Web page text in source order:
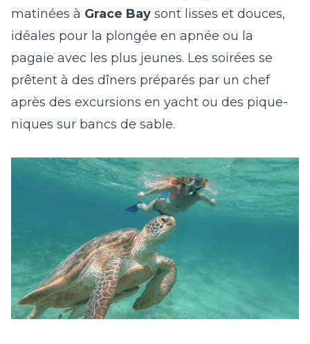
matinées à Grace Bay sont lisses et douces,
idéales pour la plongée en apnée ou la
pagaie avec les plus jeunes. Les soirées se
prêtent à des dîners préparés par un chef
après des excursions en yacht ou des pique-
niques sur bancs de sable.